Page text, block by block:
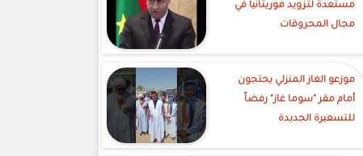
مستعدة لتزويد موريتانيا في
مجال المحروقات
موزعو الغاز المنزلي يحتجون
أمام مقر "سوما غاز" رفضاً
للتسعيرة الجديدة